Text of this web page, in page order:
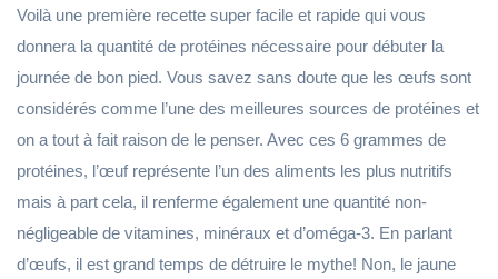
Voilà une première recette super facile et rapide qui vous
donnera la quantité de protéines nécessaire pour débuter la
journée de bon pied. Vous savez sans doute que les œufs sont
considérés comme l’une des meilleures sources de protéines et
on a tout à fait raison de le penser. Avec ces 6 grammes de
protéines, l’œuf représente l’un des aliments les plus nutritifs
mais à part cela, il renferme également une quantité non-
négligeable de vitamines, minéraux et d’oméga-3. En parlant
d’œufs, il est grand temps de détruire le mythe! Non, le jaune